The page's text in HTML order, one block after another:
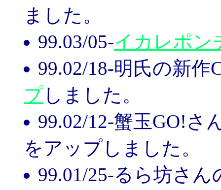
ました。
99.03/05-イカレポン
99.02/18-明氏の新
プしました。
99.02/12-蟹玉GO!さ
をアップしました。
99.01/25-るら坊さん